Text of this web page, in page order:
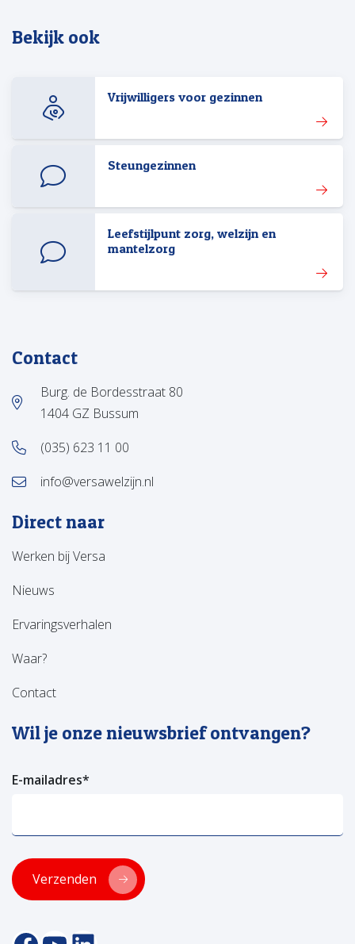
Bekijk ook
Vrijwilligers voor gezinnen
Steungezinnen
Leefstijlpunt zorg, welzijn en
mantelzorg
Contact
Burg. de Bordesstraat 80
1404 GZ Bussum
(035) 623 11 00
info@versawelzijn.nl
Direct naar
Werken bij Versa
Nieuws
Ervaringsverhalen
Waar?
Contact
Wil je onze nieuwsbrief ontvangen?
E-mailadres*
Verzenden